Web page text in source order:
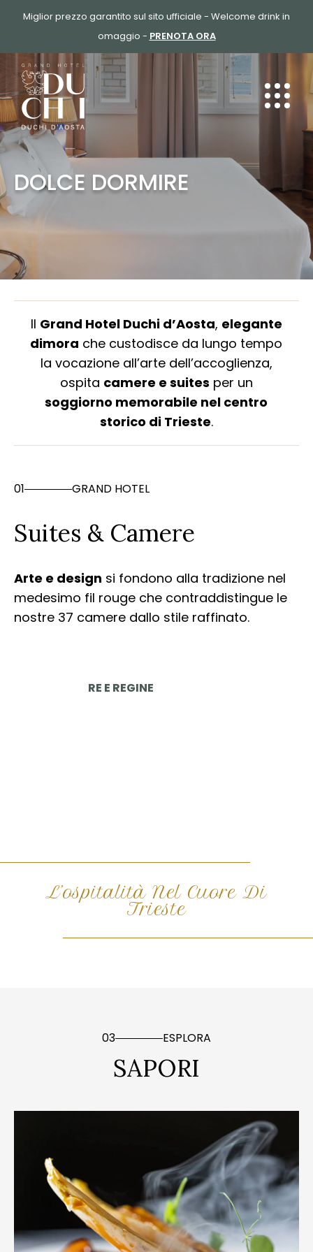
SALTAMiglior prezzo garantito sul sito ufficiale - Welcome drink in
omaggio - PRENOTA ORA
DOLCE DORMIRE
Il Grand Hotel Duchi d’Aosta, elegante
dimora che custodisce da lungo tempo
la vocazione all’arte dell’accoglienza,
ospita camere e suites per un
soggiorno memorabile nel centro
storico di Trieste.
01 GRAND HOTEL
Suites & Camere
Arte e design si fondono alla tradizione nel
medesimo fil rouge che contraddistingue le
nostre 37 camere dallo stile raffinato.
RE E REGINE
L’ospitalità Nel Cuore Di
Trieste
03 ESPLORA
SAPORI